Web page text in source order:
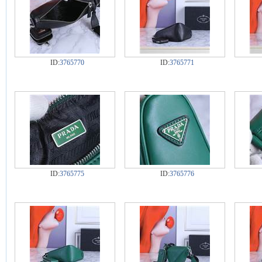
ID:3765770 ID:3765771
ID:3765775 ID:3765776